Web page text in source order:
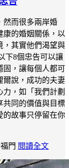
然而很多兩岸婚
康的婚姻關係，以
，其實他們渴望與
下8個忠告可以讓
固，讓每個人都可
爾說，成功的夫妻
，如「我們計劃
共同的價值與目標
的故事只停留在你
門 閱讀全文